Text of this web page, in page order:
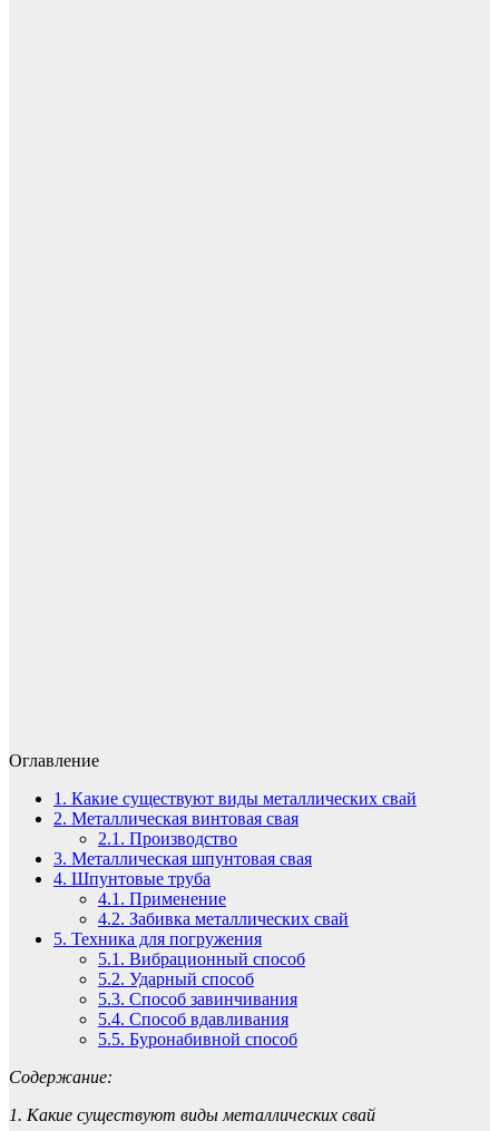
Оглавление
1. Какие существуют виды металлических свай
2. Металлическая винтовая свая
2.1. Производство
3. Металлическая шпунтовая свая
4. Шпунтовые труба
4.1. Применение
4.2. Забивка металлических свай
5. Техника для погружения
5.1. Вибрационный способ
5.2. Ударный способ
5.3. Способ завинчивания
5.4. Способ вдавливания
5.5. Буронабивной способ
Содержание:
1. Какие существуют виды металлических свай